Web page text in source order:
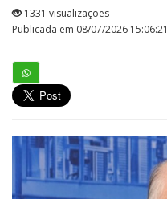
1331 visualizações
Publicada em 08/07/2026 15:06:21